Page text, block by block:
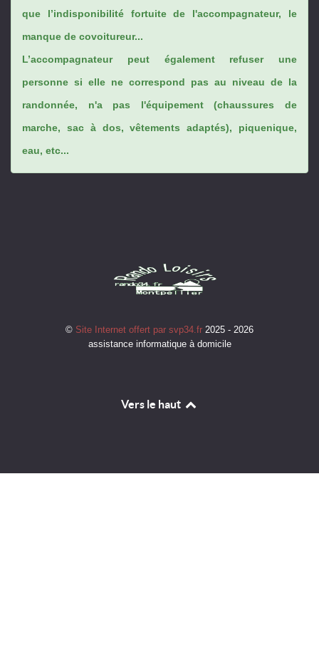
que l’indisponibilité fortuite de l'accompagnateur, le
manque de covoitureur...
L’accompagnateur peut également refuser une
personne si elle ne correspond pas au niveau de la
randonnée, n'a pas l'équipement (chaussures de
marche, sac à dos, vêtements adaptés), piquenique,
eau, etc...
© Site Internet offert par svp34.fr 2025 - 2026
assistance informatique à domicile
Vers le haut